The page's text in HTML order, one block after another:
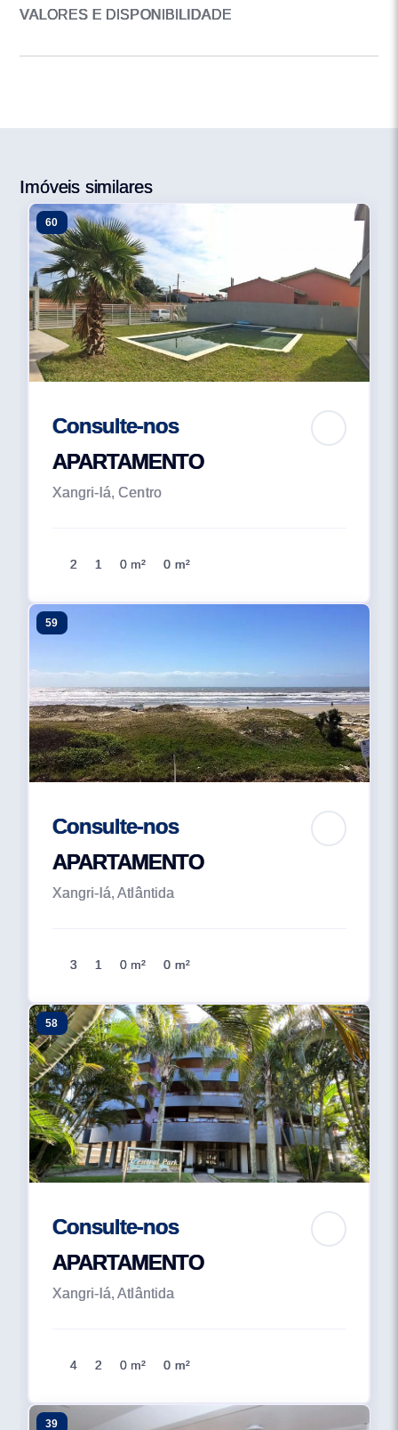
VALORES E DISPONIBILIDADE
Imóveis similares
60
Consulte-nos
APARTAMENTO
Xangri-lá, Centro
2 1 0 m² 0 m²
59
Consulte-nos
APARTAMENTO
Xangri-lá, Atlântida
3 1 0 m² 0 m²
58
Consulte-nos
APARTAMENTO
Xangri-lá, Atlântida
4 2 0 m² 0 m²
39